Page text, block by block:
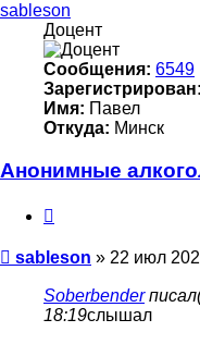
sableson
Доцент
Сообщения: 6549
Зарегистрирован:
Имя: Павел
Откуда: Минск
Анонимные
Сообщение
sableson » 22 июл
Soberbender
18:19слышал